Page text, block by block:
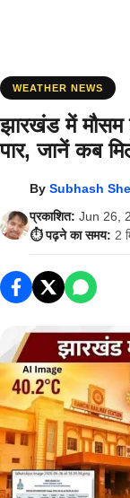
WEATHER NEWS
झारखंड में मौसम
पार, जानें कब
By Subhash
प्रकाशित: Jun 26,
⏱️ पढ़ने का समय: 2